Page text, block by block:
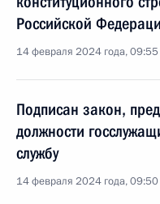
Российской
14 февраля 2024 года, 09:55
Подписан закон,
должности
службу
14 февраля 2024 года, 09:50